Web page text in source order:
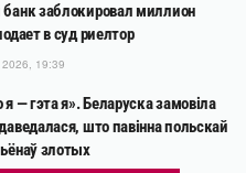
заблокировал миллион
в суд риелтор
19:39
— гэта я». Беларуска замовіла
што павінна польскай
злотых